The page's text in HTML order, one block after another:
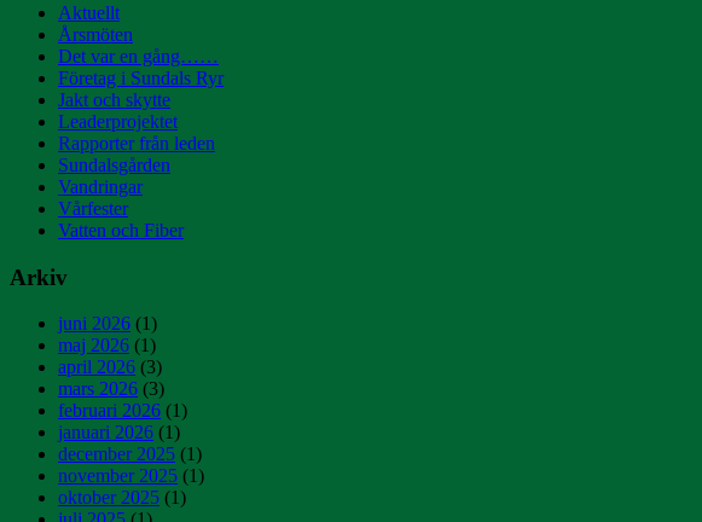
Aktuellt
Årsmöten
Det var en gång……
Företag i Sundals Ryr
Jakt och skytte
Leaderprojektet
Rapporter från leden
Sundalsgården
Vandringar
Vårfester
Vatten och Fiber
Arkiv
juni 2026 (1)
maj 2026 (1)
april 2026 (3)
mars 2026 (3)
februari 2026 (1)
januari 2026 (1)
december 2025 (1)
november 2025 (1)
oktober 2025 (1)